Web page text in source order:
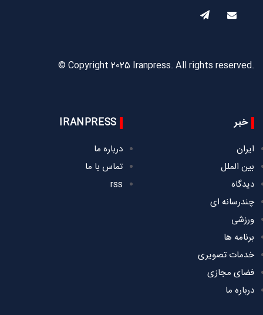
© Copyright 2025 Iranpress. All rights reserved.
خبر
ایران
بین الملل
دیدگاه
چندرسانه ای
ورزشی
برنامه ها
خدمات تصویری
فضای مجازی
درباره ما
IRANPRESS
درباره ما
تماس با ما
rss